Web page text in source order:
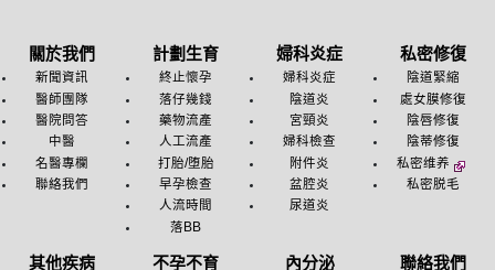
關於我們
新聞資訊
醫師團隊
醫院問答
中醫
名醫專欄
聯絡我們
計劃生育
終止懷孕
落仔幾錢
藥物流產
人工流產
打胎/堕胎
早孕檢查
人流時間
落BB
婦科炎症
婦科炎症
陰道炎
宮頸炎
婦科檢查
附件炎
盆腔炎
尿道炎
私密修復
陰道緊縮
處女膜修復
陰唇修復
陰蒂修復
私密维养
私密脱毛
其他疾病 不孕不育 內分泌 聯絡我們